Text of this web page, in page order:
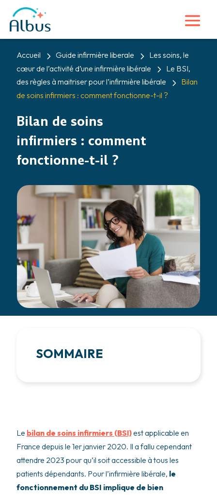
Accueil 5 Guide infirmière liberale 5 Les soins, le
cœur de l’activité d’une infirmière libérale
5 Le BSI,
des règles à maitriser pour l’infirmière libérale
5 Bilan
de soins infirmiers : comment fonctionne-t-il ?
Bilan de soins
infirmiers : comment
fonctionne-t-il ?
SOMMAIRE
Le bilan de soins infirmiers (BSI)est applicable en
France depuis le 1er janvier 2020. Il a fallu cependant
attendre 2023 pour qu’il soit accessible à tous les
patients dépendants. Pour l’infirmière libérale, le
fonctionnement du BSI implique de bien